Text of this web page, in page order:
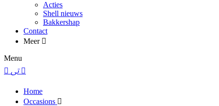
Acties
Shell nieuws
Bakkershap
Contact
Meer
Menu
Home
Occasions